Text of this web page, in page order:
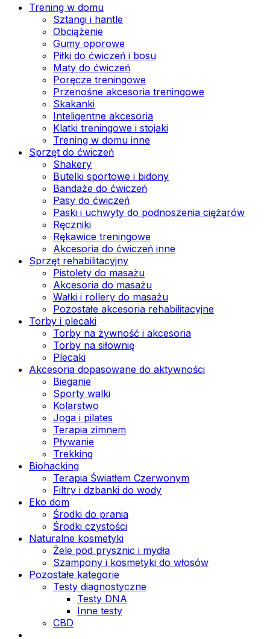
Trening w domu
Sztangi i hantle
Obciążenie
Gumy oporowe
Piłki do ćwiczeń i bosu
Maty do ćwiczeń
Poręcze treningowe
Przenośne akcesoria treningowe
Skakanki
Inteligentne akcesoria
Klatki treningowe i stojaki
Trening w domu inne
Sprzęt do ćwiczeń
Shakery
Butelki sportowe i bidony
Bandaże do ćwiczeń
Pasy do ćwiczeń
Paski i uchwyty do podnoszenia ciężarów
Ręczniki
Rękawice treningowe
Akcesoria do ćwiczeń inne
Sprzęt rehabilitacyjny
Pistolety do masażu
Akcesoria do masażu
Wałki i rollery do masażu
Pozostałe akcesoria rehabilitacyjne
Torby i plecaki
Torby na żywność i akcesoria
Torby na siłownię
Plecaki
Akcesoria dopasowane do aktywności
Bieganie
Sporty walki
Kolarstwo
Joga i pilates
Terapia zimnem
Pływanie
Trekking
Biohacking
Terapia Światłem Czerwonym
Filtry i dzbanki do wody
Eko dom
Środki do prania
Środki czystości
Naturalne kosmetyki
Żele pod prysznic i mydła
Szampony i kosmetyki do włosów
Pozostałe kategorie
Testy diagnostyczne
Testy DNA
Inne testy
CBD